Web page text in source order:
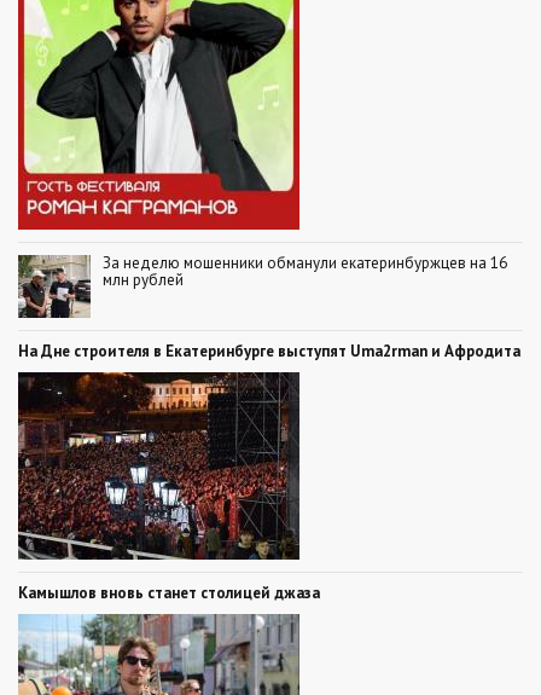
За неделю мошенники обманули екатеринбуржцев на 16
млн рублей
На Дне строителя в Екатеринбурге выступят Uma2rman и Афродита
Камышлов вновь станет столицей джаза